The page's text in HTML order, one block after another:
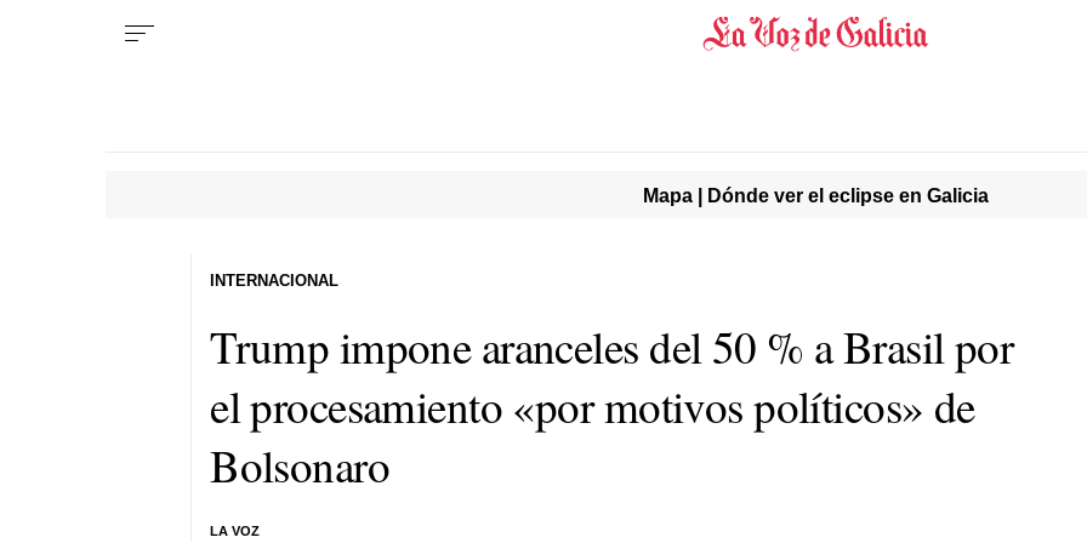
Mapa | Dónde ver el eclipse en Galicia
Trump impone aranceles del 50 % a Brasil por
el procesamiento «por motivos políticos» de
Bolsonaro
LA VOZ
INTERNACIONAL